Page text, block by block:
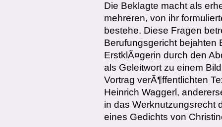
Die Beklagte macht als
mehreren, von ihr
bestehe. Diese Fragen
Berufungsgericht bejahten
ErstklÃ¤gerin durch den
als Geleitwort zu einem
Vortrag verÃ¶ffentlichten
Heinrich Waggerl,
in das Werknutzungsrecht
eines Gedichts von